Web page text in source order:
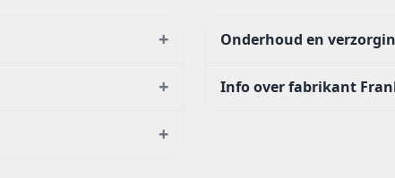
+
+
+
Onderhoud en
Info over fabrikant